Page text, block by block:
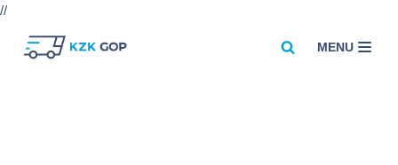
//
MENU